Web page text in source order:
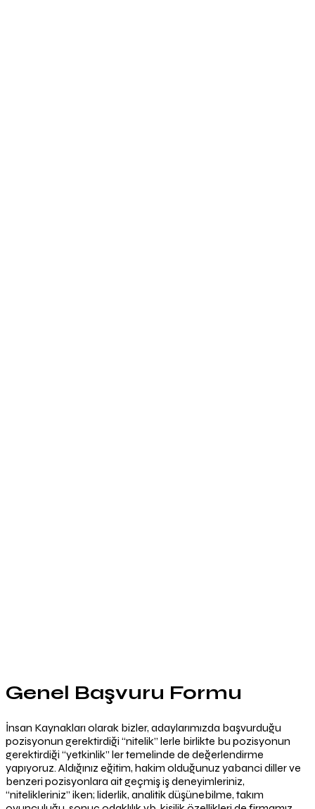
Genel Başvuru Formu
İnsan Kaynakları olarak bizler, adaylarımızda başvurduğu
pozisyonun gerektirdiği “nitelik” lerle birlikte bu pozisyonun
gerektirdiği “yetkinlik” ler temelinde de değerlendirme
yapıyoruz. Aldığınız eğitim, hakim olduğunuz yabanci diller ve
benzeri pozisyonlara ait geçmiş iş deneyimleriniz,
“nitelikleriniz” iken; liderlik, analitik düşünebilme, takım